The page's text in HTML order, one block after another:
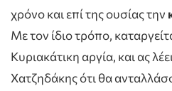
χρόνο και επί της ουσίας την
Με τον ίδιο τρόπο,
Κυριακάτικη αργία, και ας
Χατζηδάκης ότι θα